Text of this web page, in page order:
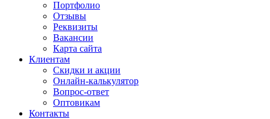
Портфолио
Отзывы
Реквизиты
Вакансии
Карта сайта
Клиентам
Скидки и акции
Онлайн-калькулятор
Вопрос-ответ
Оптовикам
Контакты